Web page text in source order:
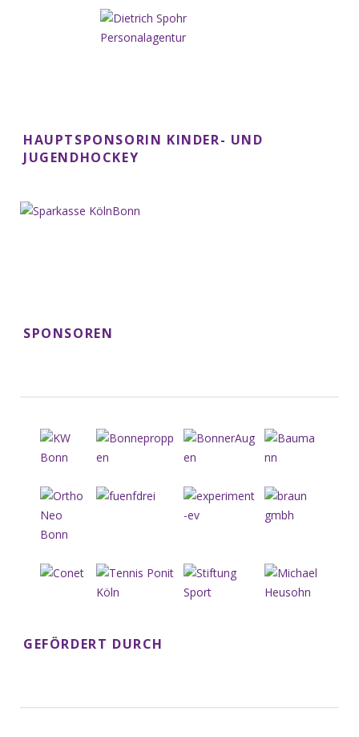
HAUPTSPONSORIN KINDER- UND
JUGENDHOCKEY
SPONSOREN
GEFÖRDERT DURCH